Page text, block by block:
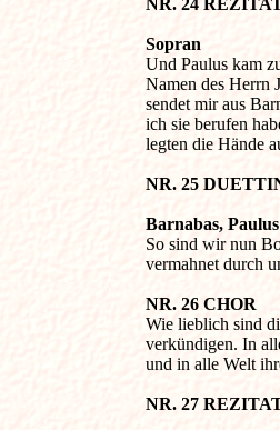
NR. 24
Sopran
Und Paulus kam
Namen des Herrn
sendet mir aus
ich sie berufen
legten die Hände
NR. 25
Barnabas, Paulus
So sind wir nun
vermahnet durch
NR. 26 CHOR
Wie lieblich sind
verkündigen. In
und in alle Welt
NR. 27